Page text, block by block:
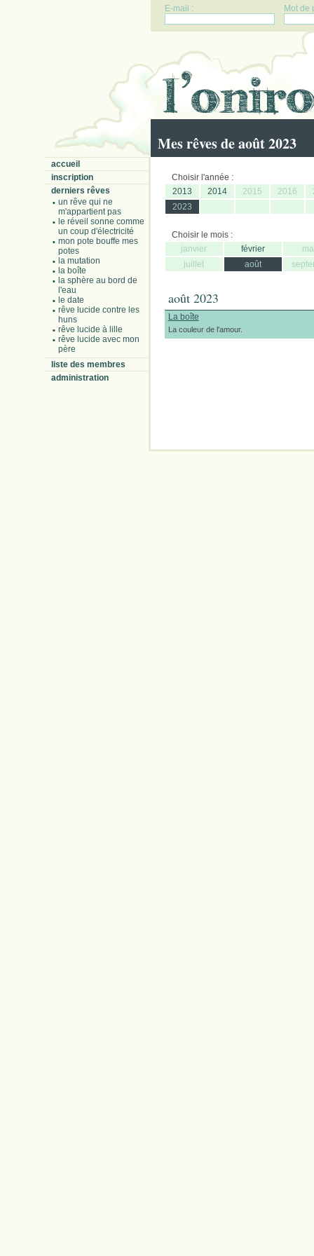
E-mail : Mot de
Mes rêves de août 2023
accueil
inscription
derniers rêves
un rêve qui ne
m'appartient pas
le réveil sonne comme
un coup d'électricité
mon pote bouffe mes
potes
la mutation
la boîte
la sphère au bord de
l'eau
le date
rêve lucide contre les
huns
rêve lucide à lille
rêve lucide avec mon
père
liste des membres
administration
Choisir l'année :
2013
2014 2015 2016
2023
Choisir le mois :
janvier
février
juillet
août
août 2023
La boîte
La couleur de l'amour.